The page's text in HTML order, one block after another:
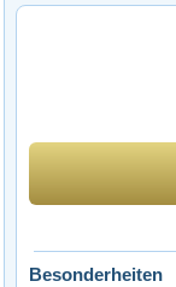
Besonderheiten